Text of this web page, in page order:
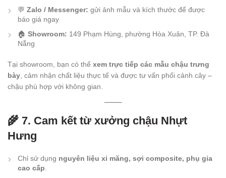
💬 Zalo / Messenger: gửi ảnh mẫu và kích thước để được
báo giá ngay
🏠 Showroom: 149 Phạm Hùng, phường Hòa Xuân, TP. Đà
Nẵng
Tại showroom, bạn có thể xem trực tiếp các mẫu chậu trưng
bày , cảm nhận chất liệu thực tế và được tư vấn phối cảnh cây –
chậu phù hợp với không gian.
🌾 7. Cam kết từ xưởng chậu Nhựt
Hưng
Chỉ sử dụng nguyên liệu xi măng, sợi composite, phụ gia
cao cấp